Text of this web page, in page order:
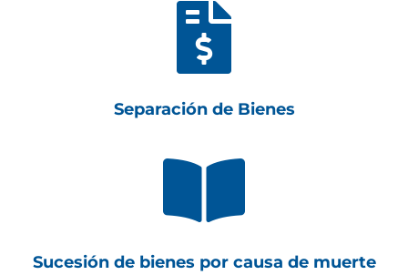

Separación de Bienes

Sucesión de bienes por causa de muerte